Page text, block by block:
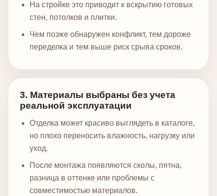
На стройке это приводит к вскрытию готовых
стен, потолков и плитки.
Чем позже обнаружен конфликт, тем дороже
переделка и тем выше риск срыва сроков.
3. Материалы выбраны без учета
реальной эксплуатации
Отделка может красиво выглядеть в каталоге,
но плохо переносить влажность, нагрузку или
уход.
После монтажа появляются сколы, пятна,
разница в оттенке или проблемы с
совместимостью материалов.